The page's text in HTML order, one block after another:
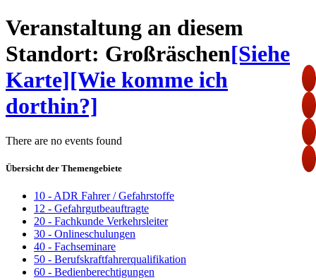
Veranstaltung an diesem
Standort: Großräschen[Siehe
Karte][Wie komme ich
dorthin?]
There are no events found
Übersicht der Themengebiete
10 - ADR Fahrer / Gefahrstoffe
12 - Gefahrgutbeauftragte
20 - Fachkunde Verkehrsleiter
30 - Onlineschulungen
40 - Fachseminare
50 - Berufskraftfahrerqualifikation
60 - Bedienberechtigungen